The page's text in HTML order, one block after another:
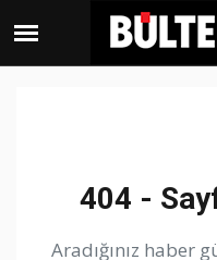
404 -
Aradığınız haber